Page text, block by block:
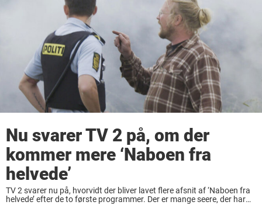
Nu svarer TV 2 på, om der
kommer mere ‘Naboen fra
helvede’
TV 2 svarer nu på, hvorvidt der bliver lavet flere afsnit af ‘Naboen fra
helvede’ efter de to første programmer. Der er mange seere, der har